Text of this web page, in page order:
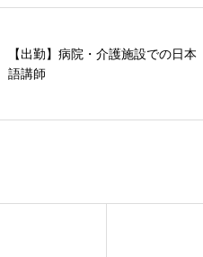
【出勤】病院・介護施設での日本
語講師